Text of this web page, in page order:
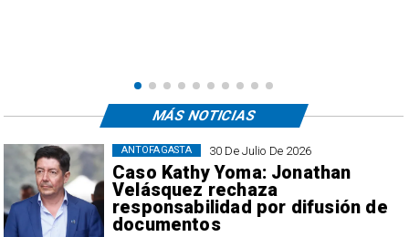
30 De Julio De 2026
Caso Kathy Yoma: Jonathan
Velásquez rechaza
responsabilidad por difusión de
documentos
ANTOFAGASTA
MÁS NOTICIAS